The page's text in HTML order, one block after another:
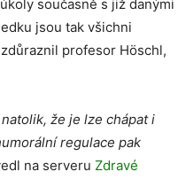
současně s již danými
jsou tak všichni
profesor Höschl,
že je lze chápat i
regulace pak
na serveru Zdravé